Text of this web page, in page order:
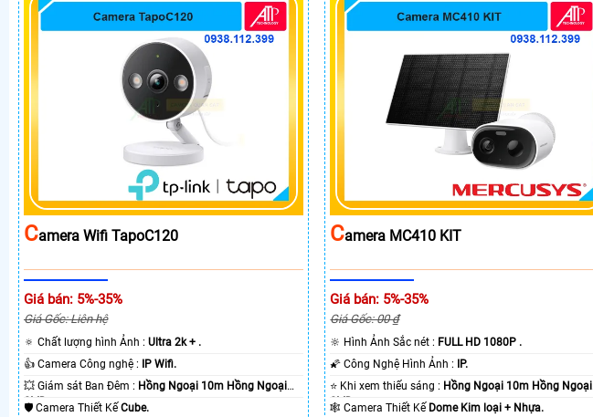
CAmera Wifi TapoC120
Giá bán: 5%-35%
Giá Gốc: Liên hệ
🔅 Chất lượng hình Ảnh : Ultra 2k + .
👍 Camera Công nghệ :
IP Wifi.
💥 Giám sát Ban Đêm : Hồng Ngoại 10m Hồng Ngoại
SMD.🛡 Camera Thiết Kế Cube.
CAmera MC410 KIT
Giá bán: 5%-35%
Giá Gốc: 00 ₫
🔆 Hình Ảnh Sắc nét : FULL HD 1080P .
🌠 Công Nghệ Hình Ảnh :
IP.
⭐ Khi xem thiếu sáng : Hồng Ngoại 10m Hồng Ngoại
SMD.🕸️ Camera Thiết Kế Dome Kim loại + Nhựa.